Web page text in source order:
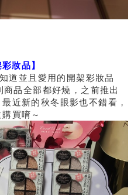
妝品】
道並且愛用的開架彩妝品
品全部都好燒，之前推出
近新的秋冬眼影也不錯看，
買唷～